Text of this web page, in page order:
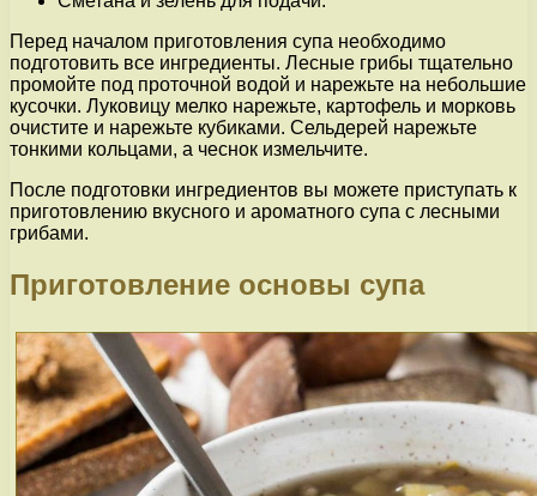
Перед началом приготовления супа необходимо
подготовить все ингредиенты. Лесные грибы тщательно
промойте под проточной водой и нарежьте на небольшие
кусочки. Луковицу мелко нарежьте, картофель и морковь
очистите и нарежьте кубиками. Сельдерей нарежьте
тонкими кольцами, а чеснок измельчите.
После подготовки ингредиентов вы можете приступать к
приготовлению вкусного и ароматного супа с лесными
грибами.
Приготовление основы супа